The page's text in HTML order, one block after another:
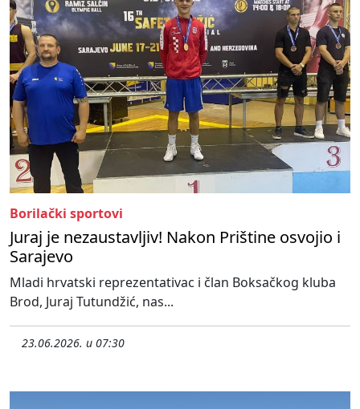
Borilački sportovi
Juraj je nezaustavljiv! Nakon Prištine osvojio i
Sarajevo
Mladi hrvatski reprezentativac i član Boksačkog kluba
Brod, Juraj Tutundžić, nas...
23.06.2026. u 07:30